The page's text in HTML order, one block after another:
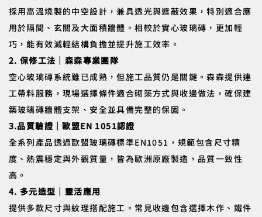
採用高溫燒製的中空設計，兼具透光與遮蔽效果，特別適合應
用於隔間、玄關及大面積牆體。相較於實心玻璃磚，更加輕
巧，能有效減輕結構負擔並提升施工效率。
2. 保修工法｜森森專業團隊
空心玻璃磚系統雖已成熟，但施工品質仍是關鍵。森森提供連
工帶料服務，現場選擇條件適合砌築方式與收邊做法，確保建
築玻璃磚牆體支架、安全並具備完整的保固。
3.品質驗證｜歐盟EN 1051認證
全系列產品透過歐盟玻璃磚標準EN1051，規範包含尺寸精
度、熱震穩定與外觀質量，皆為歐洲原廠製造，品質一致性
高。
4. 多元造型｜靈活應用
提供多款尺寸與紋理搭配施工。常見收邊包含選擇木作、鐵件